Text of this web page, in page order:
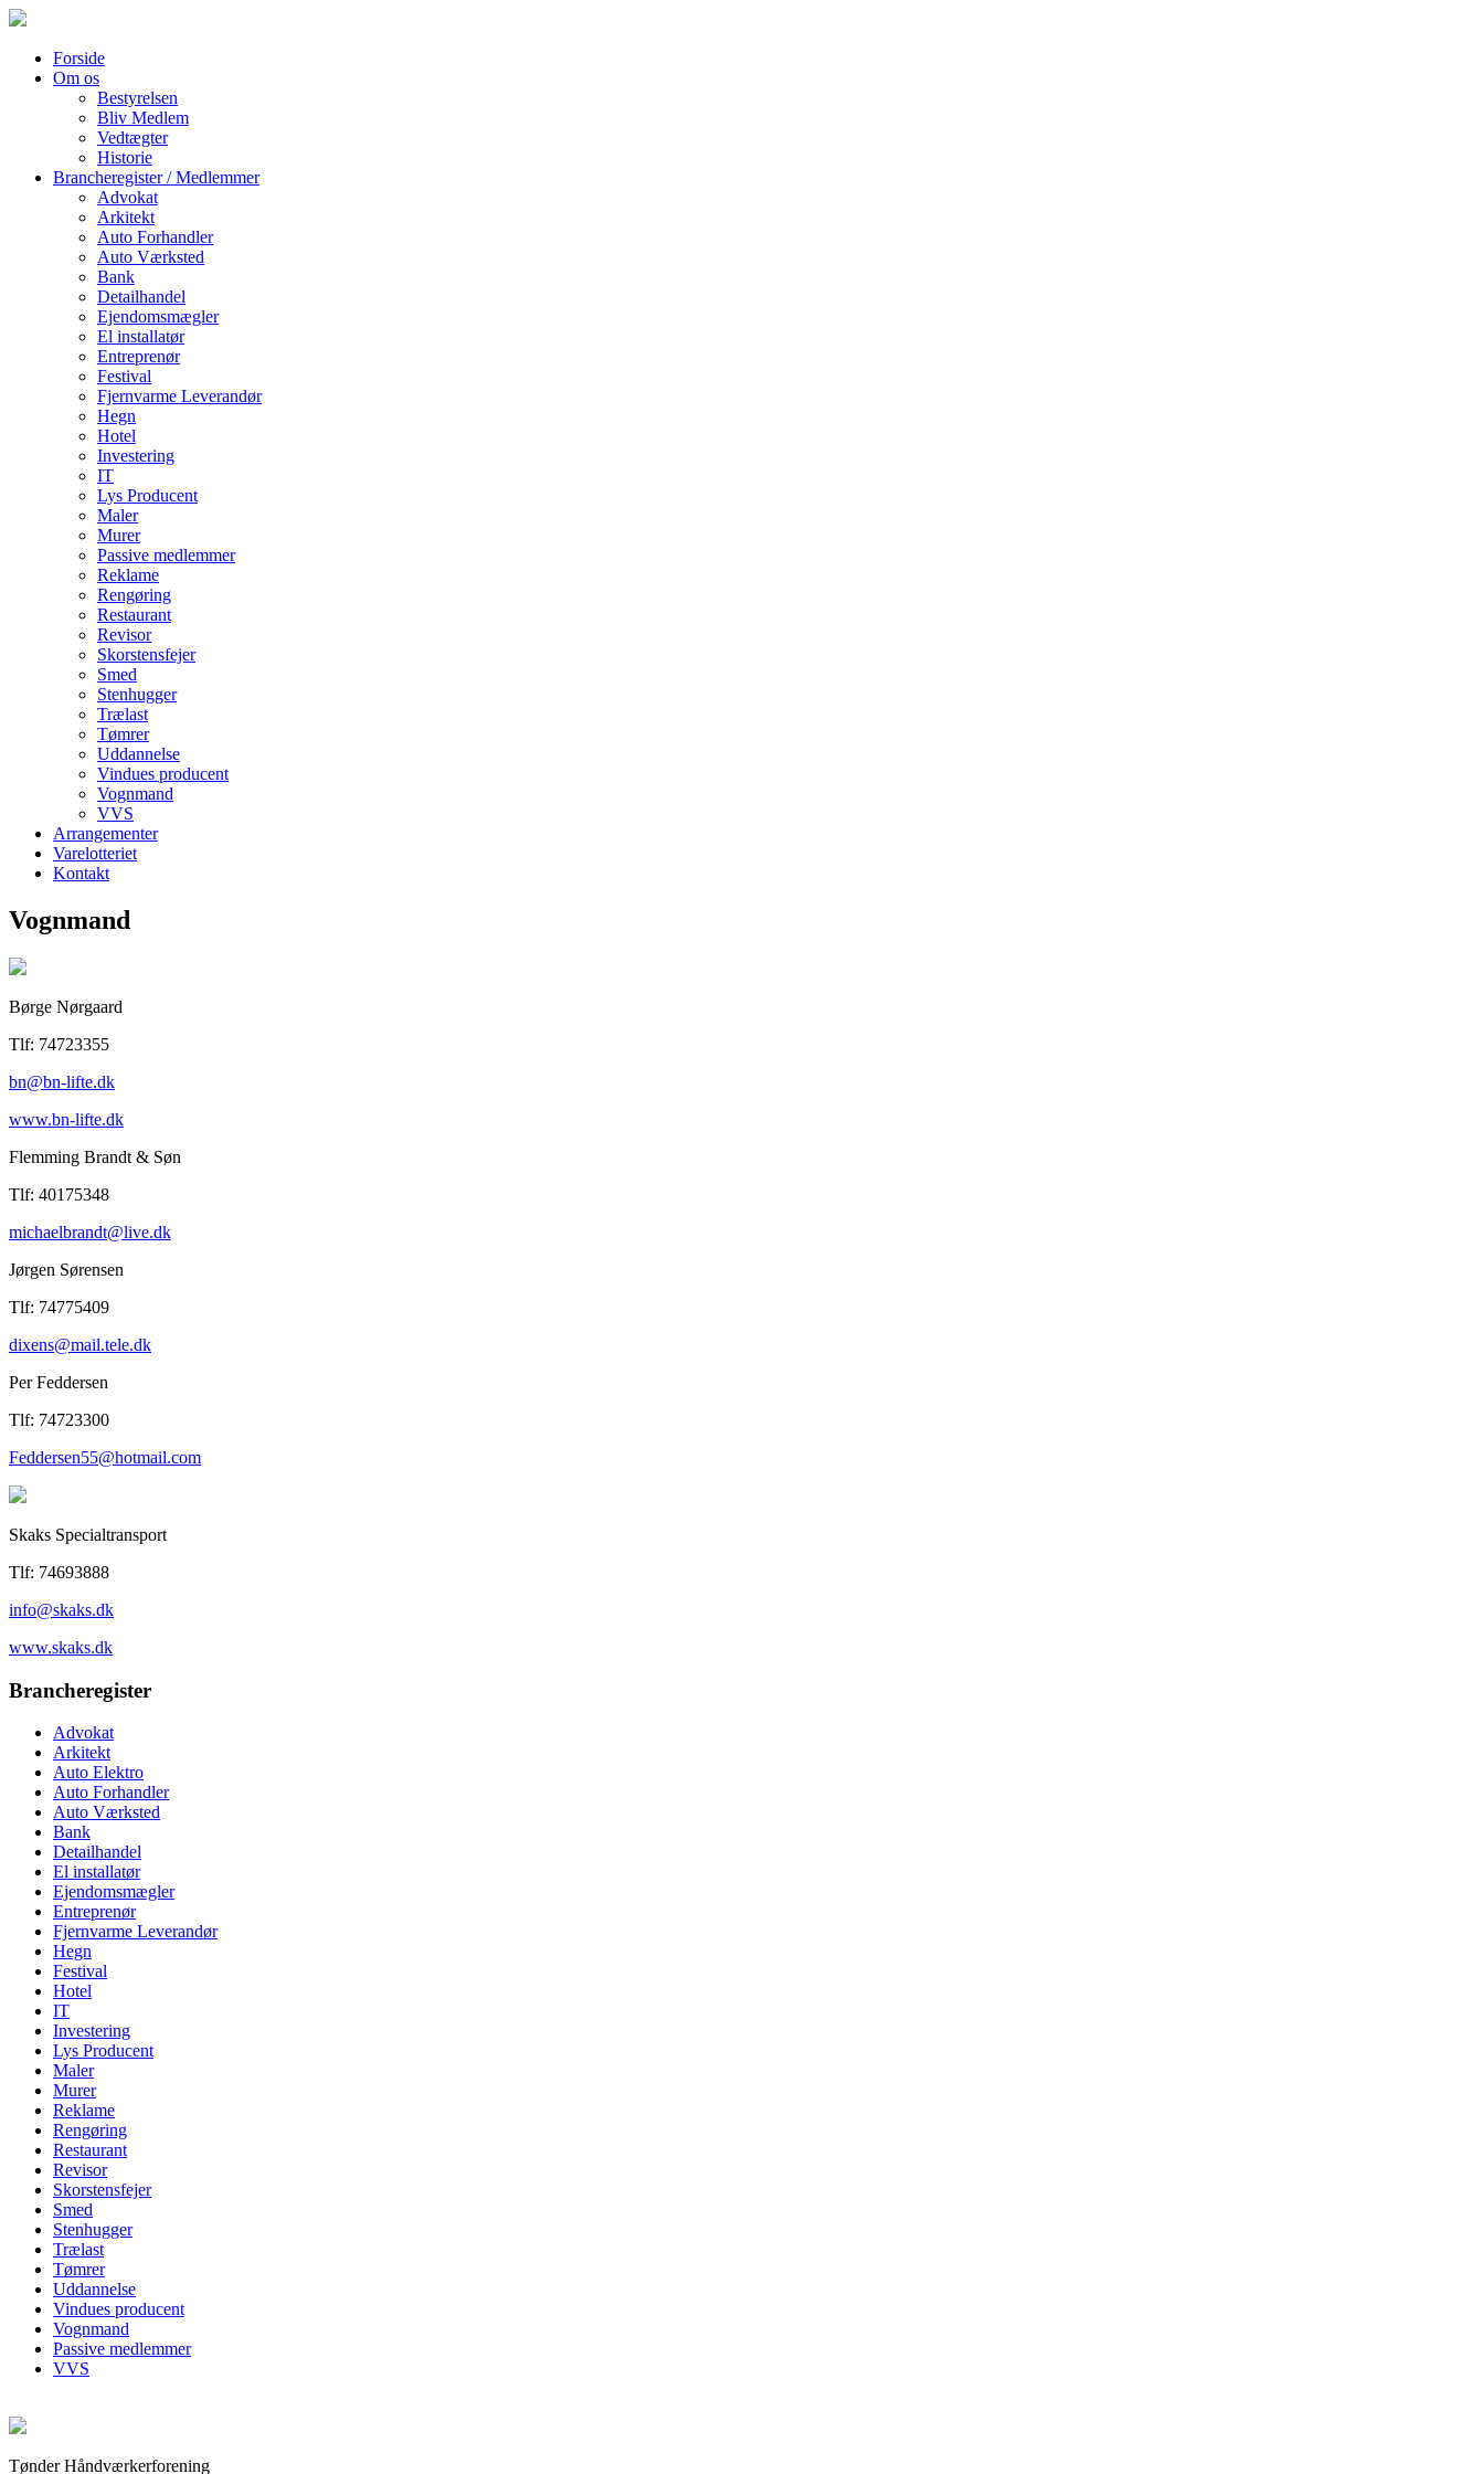
Forside
Om os
Bestyrelsen
Bliv Medlem
Vedtægter
Historie
Brancheregister / Medlemmer
Advokat
Arkitekt
Auto Forhandler
Auto Værksted
Bank
Detailhandel
Ejendomsmægler
El installatør
Entreprenør
Festival
Fjernvarme Leverandør
Hegn
Hotel
Investering
IT
Lys Producent
Maler
Murer
Passive medlemmer
Reklame
Rengøring
Restaurant
Revisor
Skorstensfejer
Smed
Stenhugger
Trælast
Tømrer
Uddannelse
Vindues producent
Vognmand
VVS
Arrangementer
Varelotteriet
Kontakt
Vognmand
Børge Nørgaard
Tlf: 74723355
bn@bn-lifte.dk
www.bn-lifte.dk
Flemming Brandt & Søn
Tlf: 40175348
michaelbrandt@live.dk
Jørgen Sørensen
Tlf: 74775409
dixens@mail.tele.dk
Per Feddersen
Tlf: 74723300
Feddersen55@hotmail.com
Skaks Specialtransport
Tlf: 74693888
info@skaks.dk
www.skaks.dk
Brancheregister
Advokat
Arkitekt
Auto Elektro
Auto Forhandler
Auto Værksted
Bank
Detailhandel
El installatør
Ejendomsmægler
Entreprenør
Fjernvarme Leverandør
Hegn
Festival
Hotel
IT
Investering
Lys Producent
Maler
Murer
Reklame
Rengøring
Restaurant
Revisor
Skorstensfejer
Smed
Stenhugger
Trælast
Tømrer
Uddannelse
Vindues producent
Vognmand
Passive medlemmer
VVS
Tønder Håndværkerforening